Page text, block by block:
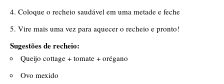
Coloque o recheio saudável em uma metade e feche
Vire mais uma vez para aquecer o recheio e pronto!
Sugestões de recheio:
Queijo cottage + tomate + orégano
Ovo mexido